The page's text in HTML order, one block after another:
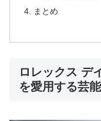
まとめ
ロレックス デ
を愛用する芸